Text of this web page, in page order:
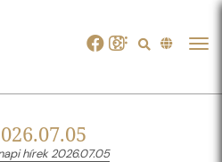
hírek 2026.07.05